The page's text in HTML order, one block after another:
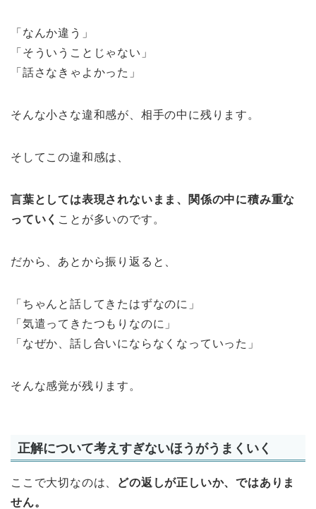
「なんか違う」
「そういうことじゃない」
「話さなきゃよかった」
そんな小さな違和感が、相手の中に残ります。
そしてこの違和感は、
言葉としては表現されないまま、関係の中に積み重な
っていく ことが多いのです。
だから、あとから振り返ると、
「ちゃんと話してきたはずなのに」
「気遣ってきたつもりなのに」
「なぜか、話し合いにならなくなっていった」
そんな感覚が残ります。
正解について考えすぎないほうがうまくいく
ここで大切なのは、
どの返しが正しいか、ではありま
せん。